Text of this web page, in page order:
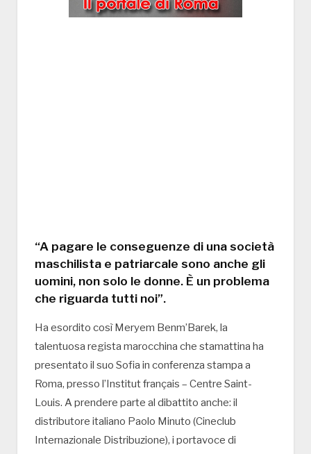
“A pagare le conseguenze di una società
maschilista e patriarcale sono anche gli
uomini, non solo le donne. È un problema
che riguarda tutti noi”.
Ha esordito così Meryem Benm’Barek, la
talentuosa regista marocchina che stamattina ha
presentato il suo Sofia in conferenza stampa a
Roma, presso l’Institut français – Centre Saint-
Louis. A prendere parte al dibattito anche: il
distributore italiano Paolo Minuto (Cineclub
Internazionale Distribuzione), i portavoce di